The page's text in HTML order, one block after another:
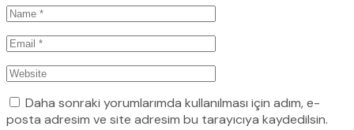
Daha sonraki yorumlarımda kullanılması için adım, e-
posta adresim ve site adresim bu tarayıcıya kaydedilsin.